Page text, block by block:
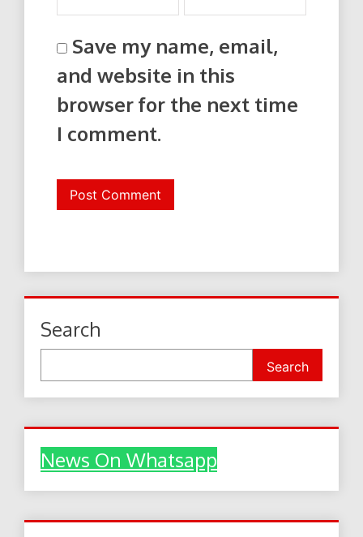
Save my name, email,
and website in this
browser for the next time
I comment.
Search
Search
News On Whatsapp